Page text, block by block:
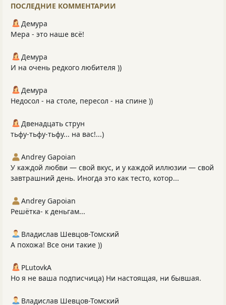
ПОСЛЕДНИЕ КОММЕНТАРИИ
Демура
Мера - это наше всё!
Демура
И на очень редкого любителя ))
Демура
Недосол - на столе, пересол - на спине ))
Двенадцать струн
тьфу-тьфу-тьфу... на вас!...)
Andrey Gapoian
У каждой любви — свой вкус, и у каждой иллюзии — свой
завтрашний день. Иногда это как тесто, котор...
Andrey Gapoian
Решётка- к деньгам...
Владислав Шевцов-Томский
А похожа! Все они такие ))
PLutоvkА
Но я не ваша подписчица) Ни настоящая, ни бывшая.
Владислав Шевцов-Томский